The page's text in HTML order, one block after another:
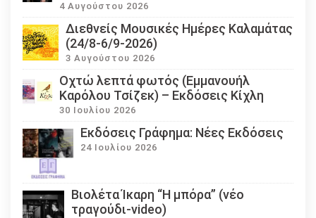
4 Αυγούστου 2026
Διεθνείς Μουσικές Ημέρες Καλαμάτας
(24/8-6/9-2026)
3 Αυγούστου 2026
Οχτώ λεπτά φωτός (Εμμανουήλ
Καρόλου Τσίζεκ) – Εκδόσεις Κίχλη
30 Ιουλίου 2026
Εκδόσεις Γράφημα: Νέες Εκδόσεις
24 Ιουλίου 2026
Βιολέτα Ίκαρη “Η μπόρα” (νέο
τραγούδι-video)